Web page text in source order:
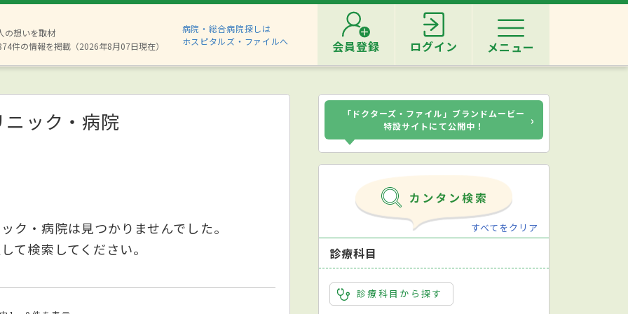
の想いを取材
件の情報を掲載（2026年8月07日現在）
病院・総合病院探しは
ホスピタルズ・ファイルへ
会員登録 ログイン メニュー
ニック・病院
ク・病院は見つかりませんでした。
て検索してください。
「ドクターズ・ファイル」ブランドムービー
特設サイトにて公開中！
›
すべてをクリア
診療科目
診療科目から探す